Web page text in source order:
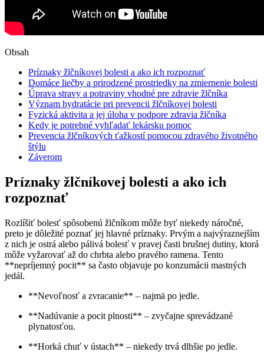
Obsah
Príznaky žlčníkovej bolesti a ako ich rozpoznať
Domáce liečby a prirodzené prostriedky na zmiernenie bolesti
Úprava stravy a potraviny vhodné pre zdravie žlčníka
Význam hydratácie pri prevencii žlčníkovej bolesti
Fyzická aktivita a jej úloha v podpore zdravia žlčníka
Kedy je potrebné vyhľadať lekársku pomoc
Prevencia žlčníkových ťažkostí pomocou zdravého životného
štýlu
Záverom
Príznaky žlčníkovej bolesti a ako ich
rozpoznať
Rozlíšiť bolesť spôsobenú žlčníkom môže byť niekedy náročné,
preto je dôležité poznať jej hlavné príznaky. Prvým a najvýraznejším
z nich je ostrá alebo pálivá bolesť v pravej časti brušnej dutiny, ktorá
môže vyžarovať až do chrbta alebo pravého ramena. Tento
**nepríjemný pocit** sa často objavuje po konzumácii mastných
jedál.
**Nevoľnosť a zvracanie** – najmä po jedle.
**Nadúvanie a pocit plnosti** – zvyčajne sprevádzané
plynatosťou.
**Horká chuť v ústach** – niekedy trvá dlhšie po jedle.